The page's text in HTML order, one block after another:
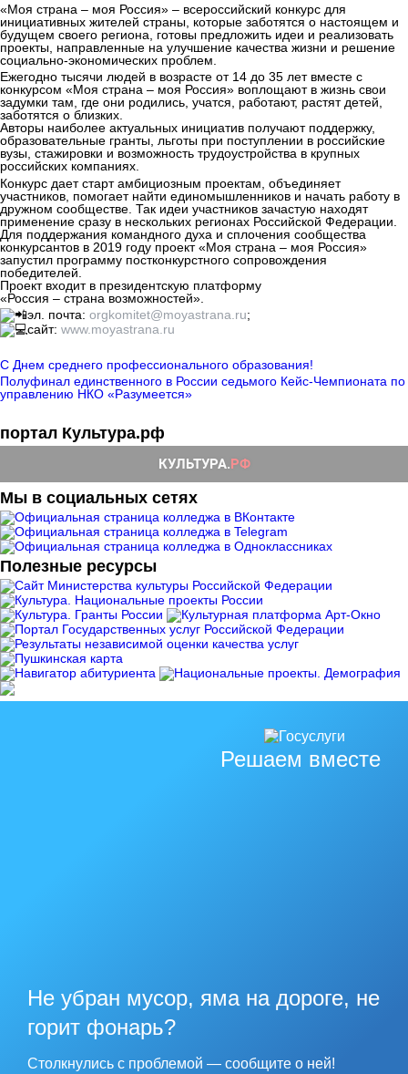
«Моя страна – моя Россия» – всероссийский конкурс для
инициативных жителей страны, которые заботятся о настоящем и
будущем своего региона, готовы предложить идеи и реализовать
проекты, направленные на улучшение качества жизни и решение
социально-экономических проблем.
Ежегодно тысячи людей в возрасте от 14 до 35 лет вместе с
конкурсом «Моя страна – моя Россия» воплощают в жизнь свои
задумки там, где они родились, учатся, работают, растят детей,
заботятся о близких.
Авторы наиболее актуальных инициатив получают поддержку,
образовательные гранты, льготы при поступлении в российские
вузы, стажировки и возможность трудоустройства в крупных
российских компаниях.
Конкурс дает старт амбициозным проектам, объединяет
участников, помогает найти единомышленников и начать работу в
дружном сообществе. Так идеи участников зачастую находят
применение сразу в нескольких регионах Российской Федерации.
Для поддержания командного духа и сплочения сообщества
конкурсантов в 2019 году проект «Моя страна – моя Россия»
запустил программу постконкурстного сопровождения
победителей.
Проект входит в президентскую платформу
«Россия – страна возможностей».
эл. почта: orgkomitet@moyastrana.ru;
сайт: www.moyastrana.ru
С Днем среднего профессионального образования!
Полуфинал единственного в России седьмого Кейс-Чемпионата по
управлению НКО «Разумеется»
портал Культура.рф
Мы в социальных сетях
Полезные ресурсы
Решаем вместе
Не убран мусор, яма на дороге, не
горит фонарь?
Столкнулись с проблемой — сообщите о ней!